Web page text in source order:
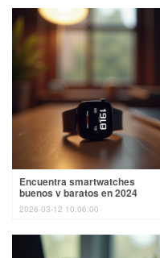
Encuentra smartwatches
buenos y baratos en 2024
2026-03-12 10:06:00